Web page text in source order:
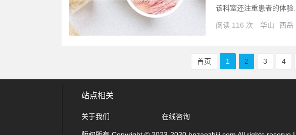
该科室还注重患者的体验...
阅读 116 次 华山 西岳
首页 1 2 3 4
站点相关
关于我们 在线咨询